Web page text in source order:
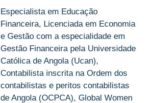
Especialista em Educação
Financeira, Licenciada em Economia
e Gestão com a especialidade em
Gestão Financeira pela Universidade
Católica de Angola (Ucan),
Contabilista inscrita na Ordem dos
contabilistas e peritos contabilistas
de Angola (OCPCA), Global Women